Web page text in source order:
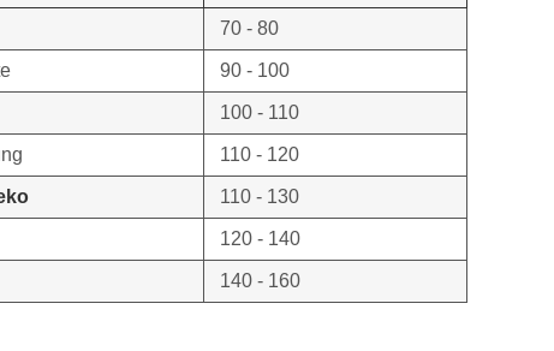
70 - 80
90 - 100
100 - 110
110 - 120
110 - 130
120 - 140
140 - 160